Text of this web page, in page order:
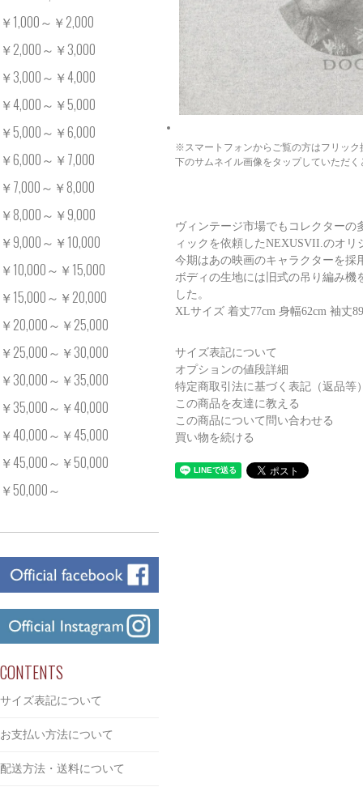
※スマートフォンからご覧の方はフリック
下のサムネイル画像をタップしていただ
ヴィンテージ市場でもコレクター
ィックを依頼したNEXUSVII.のオリ
今期はあの映画のキャラクターを採
ボディの生地には旧式の吊り編み
した。
XLサイズ 着丈77cm 身幅62cm 袖丈
サイズ表記について
オプションの値段詳細
特定商取引法に基づく表記（返品等
この商品を友達に教える
この商品について問い合わせる
買い物を続ける
￥1,000～￥2,000
￥2,000～￥3,000
￥3,000～￥4,000
￥4,000～￥5,000
￥5,000～￥6,000
￥6,000～￥7,000
￥7,000～￥8,000
￥8,000～￥9,000
￥9,000～￥10,000
￥10,000～￥15,000
￥15,000～￥20,000
￥20,000～￥25,000
￥25,000～￥30,000
￥30,000～￥35,000
￥35,000～￥40,000
￥40,000～￥45,000
￥45,000～￥50,000
￥50,000～
CONTENTS
サイズ表記について
お支払い方法について
配送方法・送料について